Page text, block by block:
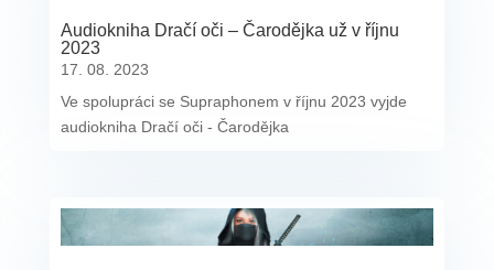
Audiokniha Dračí oči – Čarodějka už v říjnu
2023
17. 08. 2023
Ve spolupráci se Supraphonem v říjnu 2023 vyjde
audiokniha Dračí oči - Čarodějka